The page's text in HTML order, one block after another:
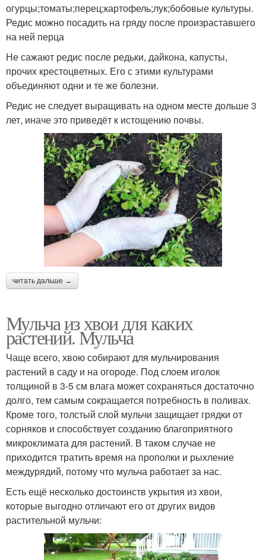
огурцы;томаты;перец;картофель;лук;бобовые культуры.
Редис можно посадить на гряду после произраставшего
на ней перца
Не сажают редис после редьки, дайкона, капусты,
прочих крестоцветных. Его с этими культурами
объединяют одни и те же болезни.
Редис не следует выращивать на одном месте дольше 3
лет, иначе это приведёт к истощению почвы.
читать дальше →
Мульча из хвои для каких
растений. Мульча
Чаще всего, хвою собирают для мульчирования
растений в саду и на огороде. Под слоем иголок
толщиной в 3-5 см влага может сохраняться достаточно
долго, тем самым сокращается потребность в поливах.
Кроме того, толстый слой мульчи защищает грядки от
сорняков и способствует созданию благоприятного
микроклимата для растений. В таком случае не
приходится тратить время на прополки и рыхление
междурядий, потому что мульча работает за нас.
Есть ещё несколько достоинств укрытия из хвои,
которые выгодно отличают его от других видов
растительной мульчи: